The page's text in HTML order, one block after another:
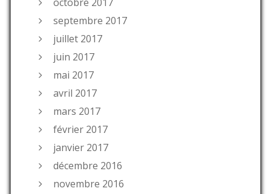
septembre 2017
juillet 2017
juin 2017
mai 2017
avril 2017
mars 2017
février 2017
janvier 2017
décembre 2016
novembre 2016